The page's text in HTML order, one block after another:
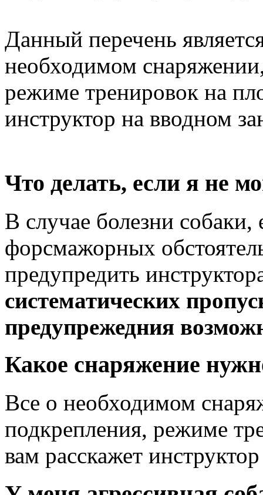
Данный перечень
необходимом
режиме тренировок на
инструктор на вводном
Что делать, если я не
В случае болезни собаки,
форсмажорных
предупредить
систематических
предупрежедния
Какое снаряжение
Все о необходимом
подкрепления, режиме
вам расскажет